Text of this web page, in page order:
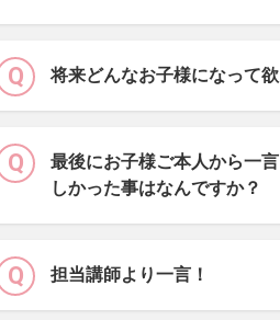
将来どんなお子様になって
最後にお子様ご本人から一
しかった事はなんですか？
担当講師より一言！